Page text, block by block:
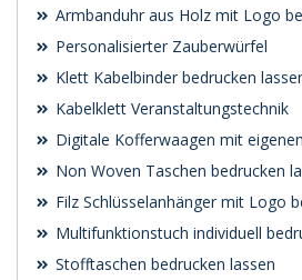
Armbanduhr aus Holz mit Logo
Personalisierter Zauberwürfel
Klett Kabelbinder bedrucken
Kabelklett Veranstaltungstechnik
Digitale Kofferwaagen mit
Non Woven Taschen bedrucken
Filz Schlüsselanhänger mit Logo
Multifunktionstuch individuell
Stofftaschen bedrucken lassen